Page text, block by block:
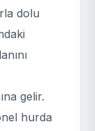
dolu
gelir.
hurda